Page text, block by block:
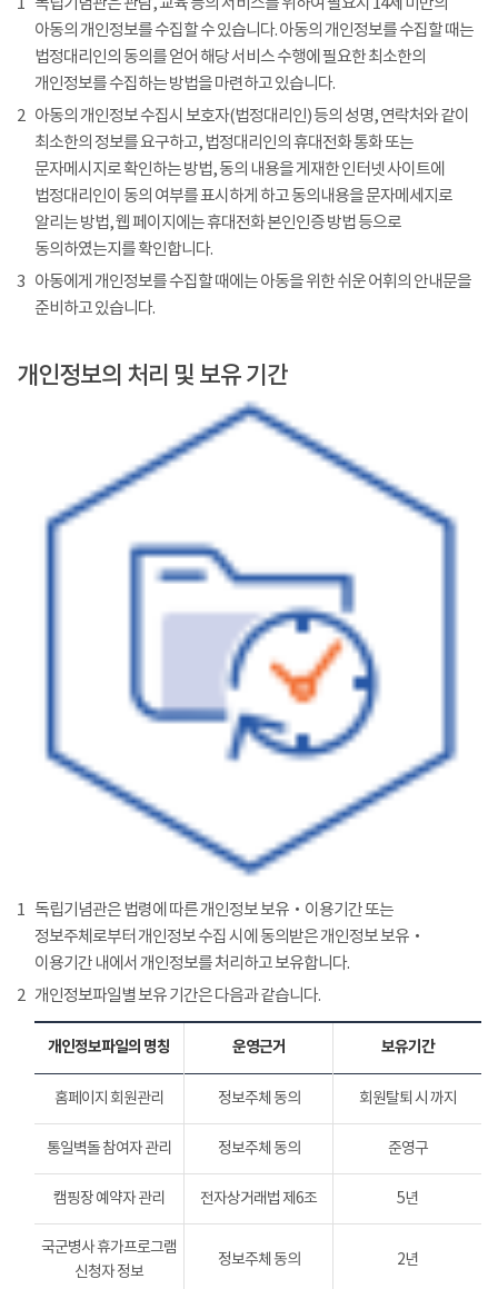
아동의 개인정보를 수집할 수 있습니다. 아동의 개인정보를 수집할 때는
법정대리인의 동의를 얻어 해당 서비스 수행에 필요한 최소한의
개인정보를 수집하는 방법을 마련하고 있습니다.
2 아동의 개인정보 수집시 보호자(법정대리인) 등의 성명, 연락처와 같이
최소한의 정보를 요구하고, 법정대리인의 휴대전화 통화 또는
문자메시지로 확인하는 방법, 동의 내용을 게재한 인터넷 사이트에
법정대리인이 동의 여부를 표시하게 하고 동의내용을 문자메세지로
알리는 방법, 웹 페이지에는 휴대전화 본인인증 방법 등으로
동의하였는지를 확인합니다.
3 아동에게 개인정보를 수집할 때에는 아동을 위한 쉬운 어휘의 안내문을
준비하고 있습니다.
개인정보의 처리 및 보유 기간
1 독립기념관은 법령에 따른 개인정보 보유‧이용기간 또는
정보주체로부터 개인정보 수집 시에 동의받은 개인정보 보유‧
이용기간 내에서 개인정보를 처리하고 보유합니다.
2 개인정보파일별 보유 기간은 다음과 같습니다.
개인정보파일의 명칭 운영근거 보유기간
홈페이지 회원관리 정보주체 동의 회원탈퇴 시 까지
통일벽돌 참여자 관리 정보주체 동의 준영구
캠핑장 예약자 관리 전자상거래법 제6조 5년
국군병사 휴가프로그램
신청자 정보
정보주체 동의 2년